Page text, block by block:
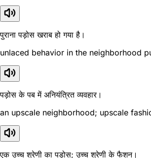
पुराना पड़ोस खराब हो गया है।
unlaced behavior in the neighborhood
पड़ोस के पब में अनियंत्रित व्यवहार।
an upscale neighborhood; upscale
एक उच्च श्रेणी का पड़ोस; उच्च श्रेणी के फैशन।